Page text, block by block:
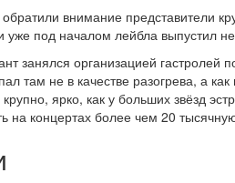
внимание представители
уже под началом лейбла выпустил
занялся организацией
там не в качестве разогрева, а
ярко, как у больших звёзд
на концертах более чем 20